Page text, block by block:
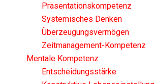
Präsentationskompetenz
Systemisches Denken
Überzeugungsvermögen
Zeitmanagement-Kompetenz
Mentale Kompetenz
Entscheidungsstärke